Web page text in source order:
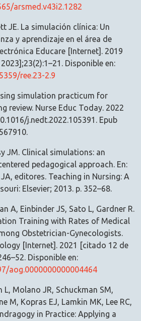
arsmed.v43i2.1282
JE. La simulación clínica: Un
y aprendizaje en el área de
Educare [Internet]. 2019
Disponible en:
ree.23-2.9
simulation practicum for
review. Nurse Educ Today. 2022
j.nedt.2022.105391. Epub
JM. Clinical simulations: an
pedagogical approach. En:
editores. Teaching in Nursing: A
Elsevier; 2013. p. 352–68.
A, Einbinder JS, Sato L, Gardner R.
Training with Rates of Medical
Obstetrician-Gynecologists.
[Internet]. 2021 [citado 12 de
Disponible en:
aog.0000000000004464
L, Molano JR, Schuckman SM,
M, Kopras EJ, Lamkin MK, Lee RC,
in Practice: Applying a